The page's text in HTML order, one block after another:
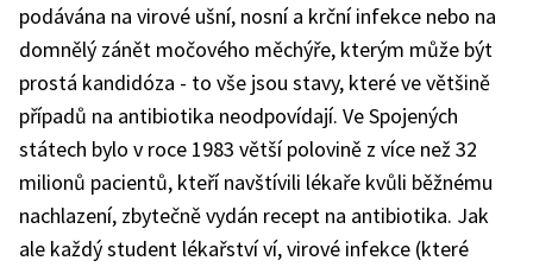
podávána na virové ušní, nosní a krční infekce nebo na
domnělý zánět močového měchýře, kterým může být
prostá kandidóza - to vše jsou stavy, které ve většině
případů na antibiotika neodpovídají. Ve Spojených
státech bylo v roce 1983 větší polovině z více než 32
milionů pacientů, kteří navštívili lékaře kvůli běžnému
nachlazení, zbytečně vydán recept na antibiotika. Jak
ale každý student lékařství ví, virové infekce (které